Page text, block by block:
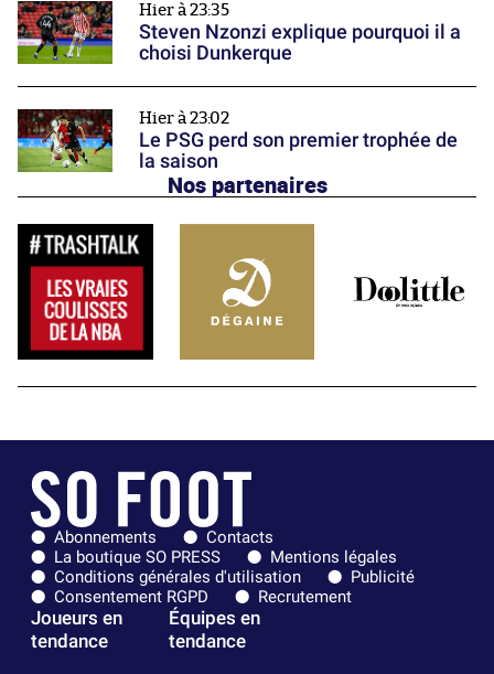
Hier à 23:35
Steven Nzonzi explique pourquoi il a
choisi Dunkerque
Hier à 23:02
Le PSG perd son premier trophée de
la saison
Nos partenaires
Abonnements
Contacts
La boutique SO PRESS
Mentions légales
Conditions générales d'utilisation
Publicité
Consentement RGPD
Recrutement
Joueurs en
tendance
Équipes en
tendance